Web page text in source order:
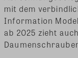
mit dem
Information
ab 2025 zieht